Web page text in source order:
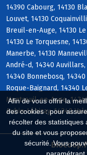
Afin de vous offrir la
des cookies : pour
récolter des
du site et vous
sécurité. Vous
14390 Cabourg, 14130
Louvet, 14130
Breuil-en-Auge, 14130
14130 Le Torquesne,
Manerbe, 14130
André-d, 14340
14340 Bonnebosq,
Roque-Baignard, 14340
Montreuil-en-Auge,
Aubin-Lébizay, 14340